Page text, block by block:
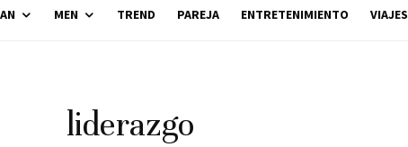
MEN TREND PAREJA ENTRETENIMIENTO VIAJES
liderazgo